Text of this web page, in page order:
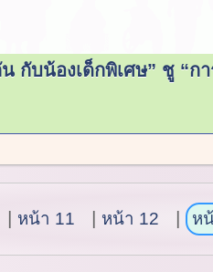
กับน้องเด็กพิเศษ” ชู “ก
หน้า 11 หน้า 12 ห